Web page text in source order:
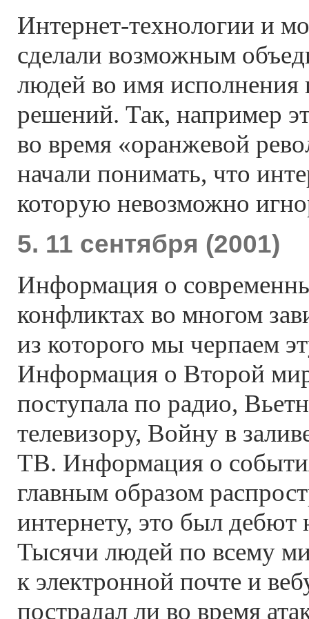
Интернет-технологии и
сделали возможным
людей во имя исполнения
решений. Так, например
во время «оранжевой
начали понимать, что
которую невозможно
5. 11 сентября (2001)
Информация о
конфликтах во многом
из которого мы черпаем
Информация о Второй
поступала по радио,
телевизору, Войну в
ТВ. Информация о
главным образом
интернету, это был дебют
Тысячи людей по всему
к электронной почте и
пострадал ли во время